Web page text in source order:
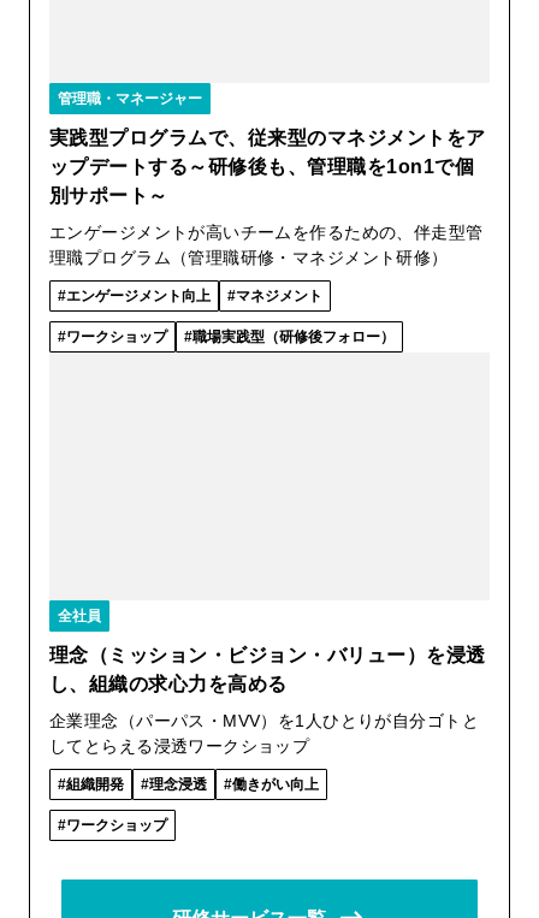
管理職・マネージャー
実践型プログラムで、従来型のマネジメントをア
ップデートする～研修後も、管理職を1on1で個
別サポート～
エンゲージメントが高いチームを作るための、伴走型管
理職プログラム（管理職研修・マネジメント研修）
エンゲージメント向上 マネジメント
ワークショップ 職場実践型（研修後フォロー）
全社員
理念（ミッション・ビジョン・バリュー）を浸透
し、組織の求心力を高める
企業理念（パーパス・MVV）を1人ひとりが自分ゴトと
してとらえる浸透ワークショップ
組織開発 理念浸透 働きがい向上
ワークショップ